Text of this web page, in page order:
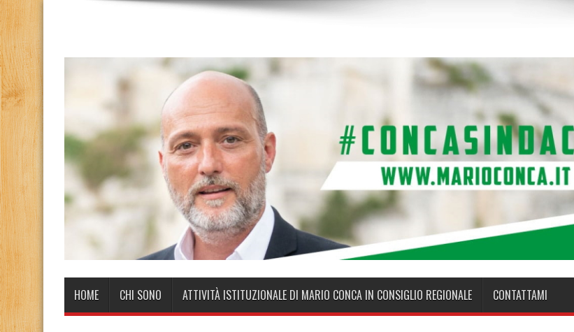
HOME CHI SONO ATTIVITÀ ISTITUZIONALE DI MARIO CONCA IN CONSIGLIO REGIONALE CONTATTAMI